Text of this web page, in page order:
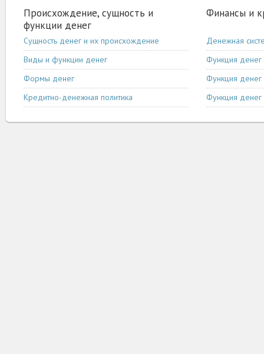
Происхождение, сущность и
функции денег
Сущность денег и их происхождение
Виды и функции денег
Формы денег
Кредитно-денежная политика
Финансы и
Денежная
Функция денег
Функция денег
Функция денег